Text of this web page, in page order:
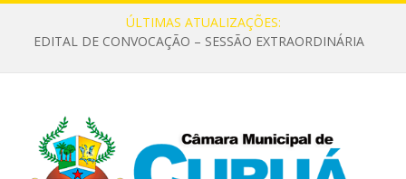
ÚLTIMAS ATUALIZAÇÕES:
EDITAL DE CONVOCAÇÃO – SESSÃO EXTRAORDINÁRIA